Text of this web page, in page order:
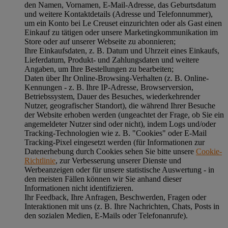
den Namen, Vornamen, E-Mail-Adresse, das Geburtsdatum
und weitere Kontaktdetails (Adresse und Telefonnummer),
um ein Konto bei Le Creuset einzurichten oder als Gast einen
Einkauf zu tätigen oder unsere Marketingkommunikation im
Store oder auf unserer Webseite zu abonnieren;
Ihre Einkaufsdaten, z. B. Datum und Uhrzeit eines Einkaufs,
Lieferdatum, Produkt- und Zahlungsdaten und weitere
Angaben, um Ihre Bestellungen zu bearbeiten;
Daten über Ihr Online-Browsing-Verhalten (z. B. Online-
Kennungen - z. B. Ihre IP-Adresse, Browserversion,
Betriebssystem, Dauer des Besuches, wiederkehrender
Nutzer, geografischer Standort), die während Ihrer Besuche
der Website erhoben werden (ungeachtet der Frage, ob Sie ein
angemeldeter Nutzer sind oder nicht), indem Logs und/oder
Tracking-Technologien wie z. B. "Cookies" oder E-Mail
Tracking-Pixel eingesetzt werden (für Informationen zur
Datenerhebung durch Cookies sehen Sie bitte unsere Cookie-
Richtlinie, zur Verbesserung unserer Dienste und
Werbeanzeigen oder für unsere statistische Auswertung - in
den meisten Fällen können wir Sie anhand dieser
Informationen nicht identifizieren.
Ihr Feedback, Ihre Anfragen, Beschwerden, Fragen oder
Interaktionen mit uns (z. B. Ihre Nachrichten, Chats, Posts in
den sozialen Medien, E-Mails oder Telefonanrufe).